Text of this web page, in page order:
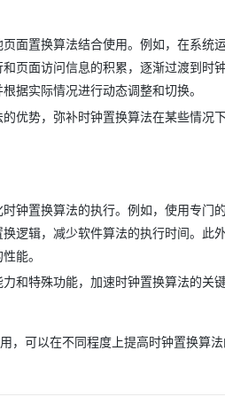
面置换算法结合使用。例如，在系
页面访问信息的积累，逐渐过渡到
据实际情况进行动态调整和切换。
优势，弥补时钟置换算法在某些情
钟置换算法的执行。例如，使用专
逻辑，减少软件算法的执行时间。
能。
和特殊功能，加速时钟置换算法的
，可以在不同程度上提高时钟置换算